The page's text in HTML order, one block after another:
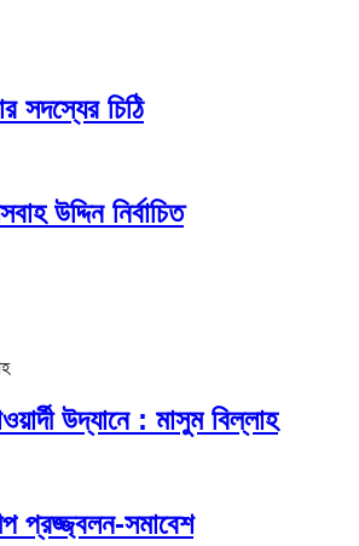
সদস্যের চিঠি
উদ্দিন নির্বাচিত
উদ্যানে : মাসুম বিল্লাহ
প্রজ্জ্বলন-সমাবেশ